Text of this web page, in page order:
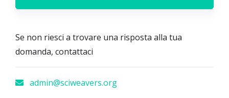
Se non riesci a trovare una risposta alla tua
domanda, contattaci
admin@sciweavers.org